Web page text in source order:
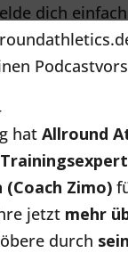
dich
hat Allround
Zimo)
jetzt mehr
durch